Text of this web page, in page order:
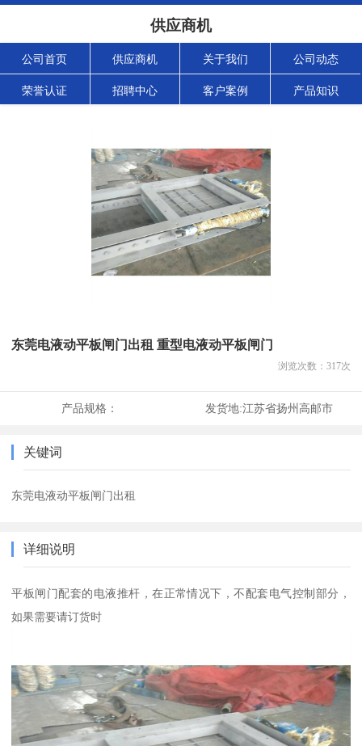
供应商机
公司首页 供应商机 关于我们 公司动态
荣誉认证 招聘中心 客户案例 产品知识
东莞电液动平板闸门出租 重型电液动平板闸门
浏览次数： 317次
产品规格： 发货地:江苏省扬州高邮市
关键词
东莞电液动平板闸门出租
详细说明
平板闸门配套的电液推杆，在正常情况下，不配套电气控制部分，
如果需要请订货时